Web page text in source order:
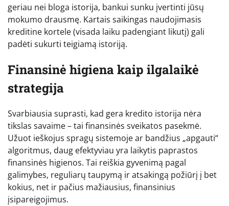
geriau nei bloga istorija, bankui sunku įvertinti jūsų
mokumo drausmę. Kartais saikingas naudojimasis
kreditine kortele (visada laiku padengiant likutį) gali
padėti sukurti teigiamą istoriją.
Finansinė higiena kaip ilgalaikė
strategija
Svarbiausia suprasti, kad gera kredito istorija nėra
tikslas savaime – tai finansinės sveikatos pasekmė.
Užuot ieškojus spragų sistemoje ar bandžius „apgauti“
algoritmus, daug efektyviau yra laikytis paprastos
finansinės higienos. Tai reiškia gyvenimą pagal
galimybes, reguliarų taupymą ir atsakingą požiūrį į bet
kokius, net ir pačius mažiausius, finansinius
įsipareigojimus.